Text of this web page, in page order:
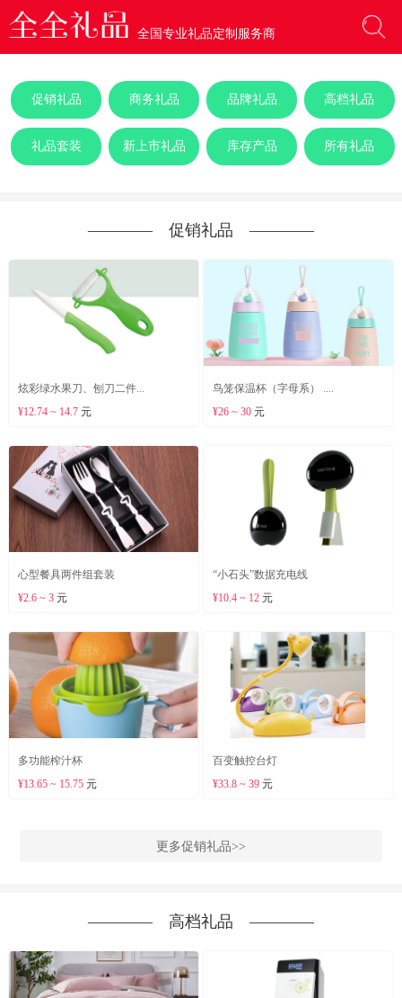
全国专业礼品定制服务商
促销礼品 商务礼品 品牌礼品 高档礼品
礼品套装 新上市礼品 库存产品 所有礼品
―――― 促销礼品 ――――
炫彩绿水果刀、刨刀二件...
¥12.74 ~ 14.7元
鸟笼保温杯（字母系） ....
¥26 ~ 30 元
心型餐具两件组套装
¥2.6 ~ 3元
“小石头”数据充电线
¥10.4 ~ 12 元
多功能榨汁杯
¥13.65 ~ 15.75元
百变触控台灯
¥33.8 ~ 39 元
更多促销礼品>>
―――― 高档礼品 ――――